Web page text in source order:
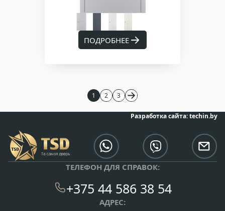
ПОДРОБНЕЕ
1 2 3
Разработка сайта:techin.by
ТЕЛЕФОН ДЛЯ СПРАВОК:
+375 44 586 38 54
АДРЕС: